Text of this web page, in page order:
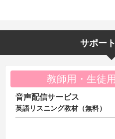
サポー
教師用・生徒
音声配信サービス
英語リスニング教材（無料）